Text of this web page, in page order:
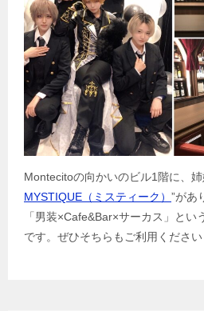
Montecitoの向かいのビル1階に、姉
MYSTIQUE（ミスティーク） ”があ
「男装×Cafe&Bar×サーカス」と
です。ぜひそちらもご利用ください